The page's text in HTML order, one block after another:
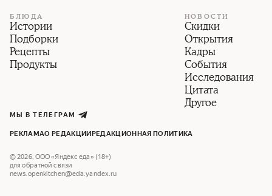
БЛЮДА
Истории
Подборки
Рецепты
Продукты
НОВОСТИ
Скидки
Открытия
Кадры
События
Исследования
Цитата
Другое
МЫ В ТЕЛЕГРАМ
РЕКЛАМАО РЕДАКЦИИ РЕДАКЦИОННАЯ ПОЛИТИКА
©2026, ООО «Яндекс еда» (18+)
для обратной связи
news.openkitchen@eda.yandex.ru